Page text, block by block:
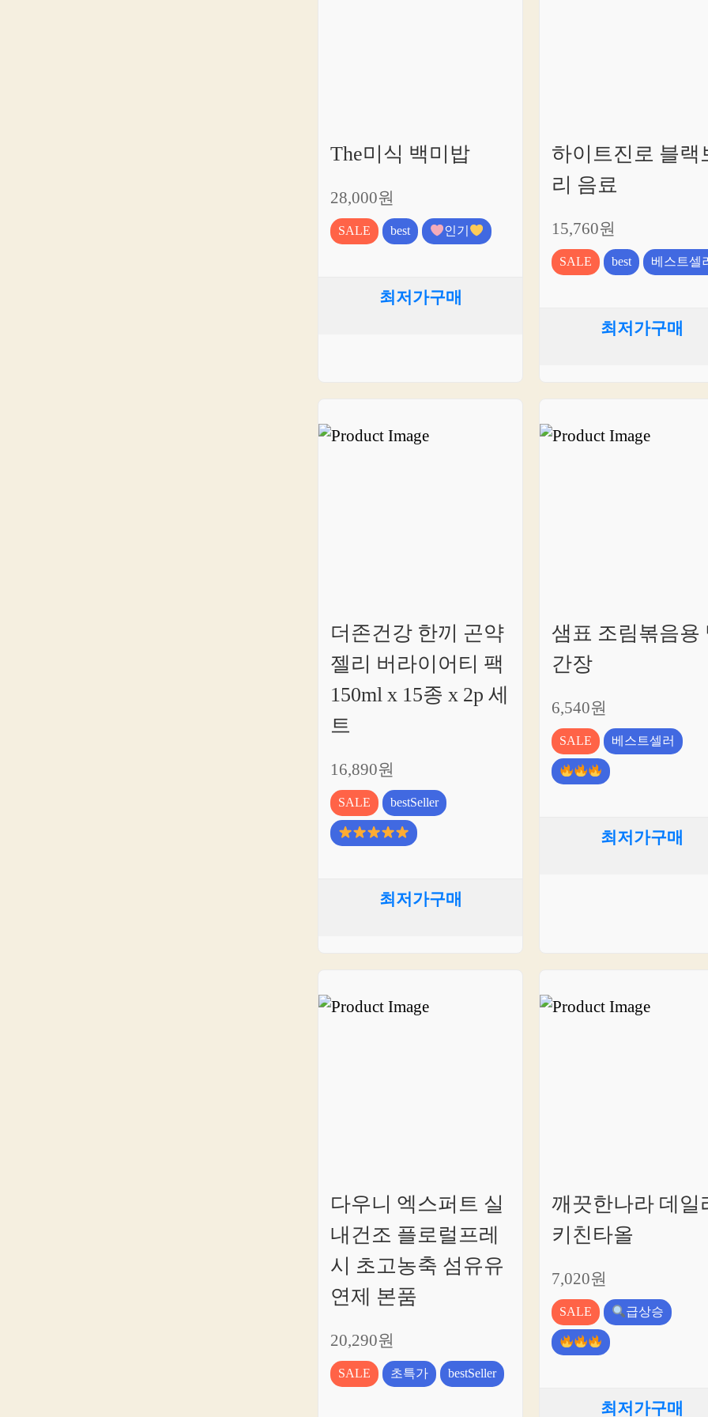
The미식 백미밥
28,000원
SALE best 인기
최저가구매
하이트진로 블랙
리 음료
15,760원
SALE best 베스트셀
최저가구매
더존건강 한끼 곤약
젤리 버라이어티 팩
150ml x 15종 x 2p 세
트
16,890원
SALE bestSeller
최저가구매
샘표 조림볶음용
간장
6,540원
SALE 베스트셀러
최저가구매
다우니 엑스퍼트 실
내건조 플로럴프레
시 초고농축 섬유유
연제 본품
20,290원
SALE 초특가 bestSeller
깨끗한나라 데일
키친타올
7,020원
SALE 급상승
최저가구매